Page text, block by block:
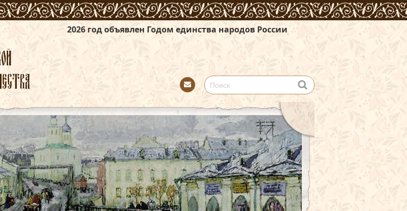
2026 год объявлен Годом единства народов России
tact